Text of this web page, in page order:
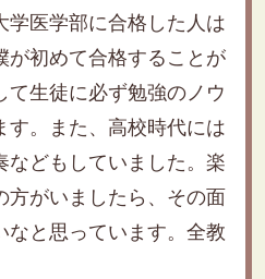
学医学部に合格した人は
が初めて合格することが
て生徒に必ず勉強のノウ
す。また、高校時代には
などもしていました。楽
方がいましたら、その面
なと思っています。全教